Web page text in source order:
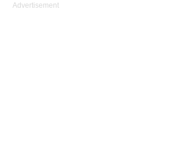
Advertisement